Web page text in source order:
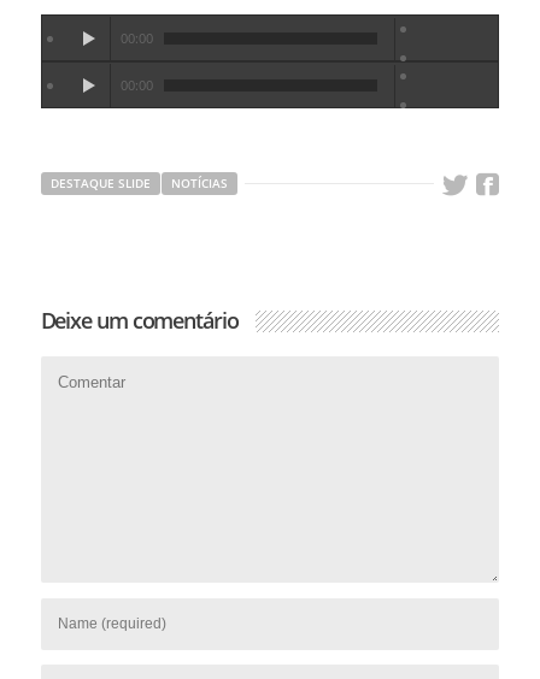
00:00
00:00
DESTAQUE SLIDE NOTÍCIAS
Deixe um comentário